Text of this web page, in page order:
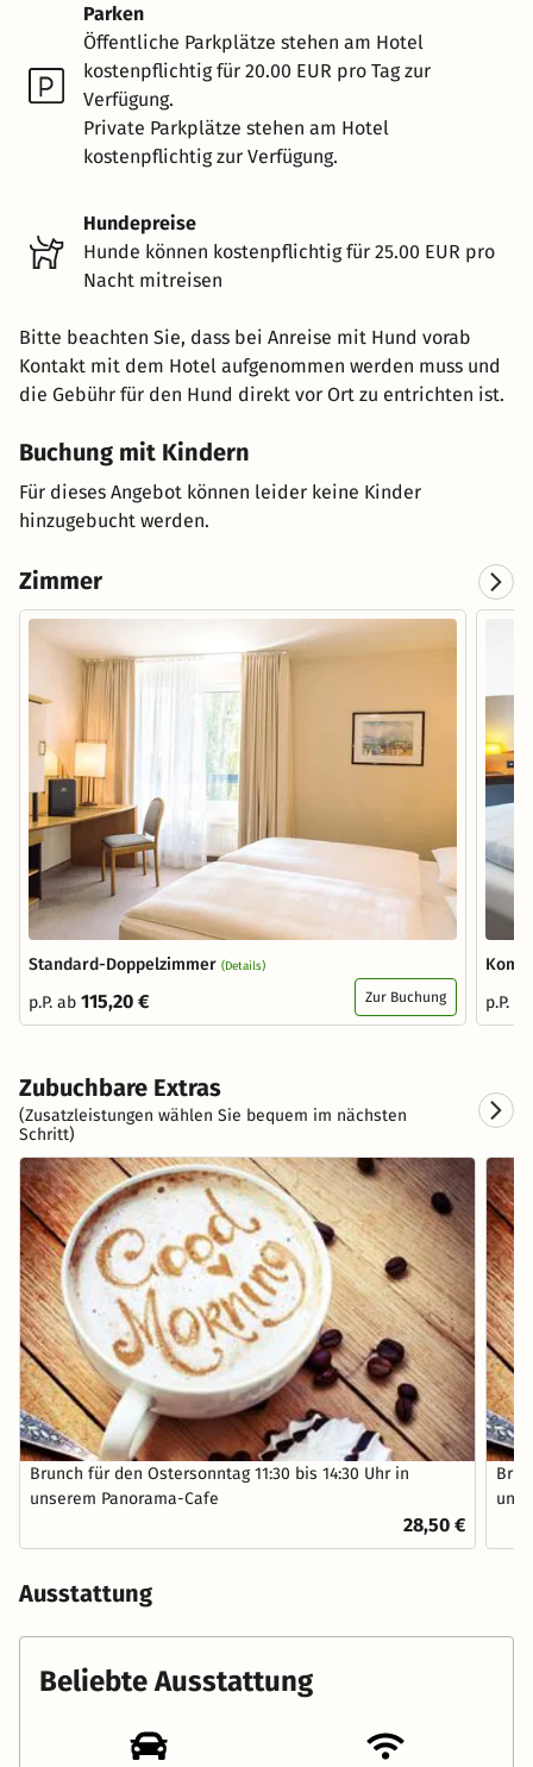
Parken
Öffentliche Parkplätze stehen am Hotel
kostenpflichtig für 20.00 EUR pro Tag zur
Verfügung.
Private Parkplätze stehen am Hotel
kostenpflichtig zur Verfügung.
Hundepreise
Hunde können kostenpflichtig für 25.00 EUR pro
Nacht mitreisen
Bitte beachten Sie, dass bei Anreise mit Hund vorab
Kontakt mit dem Hotel aufgenommen werden muss und
die Gebühr für den Hund direkt vor Ort zu entrichten ist.
Buchung mit Kindern
Für dieses Angebot können leider keine Kinder
hinzugebucht werden.
Zimmer
Standard-Doppelzimmer (Details)
p.P. ab 115,20 € Zur Buchung
p.P.
Zubuchbare Extras
(Zusatzleistungen wählen Sie bequem im nächsten
Schritt)
Brunch für den Ostersonntag 11:30 bis 14:30 Uhr in
unserem Panorama-Cafe
28,50 €
Ausstattung
Beliebte Ausstattung